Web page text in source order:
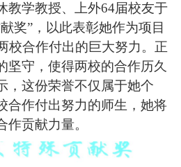
教学教授、上外64届校友于
奖”，以此表彰她作为项目
校合作付出的巨大努力。正
坚守，使得两校的合作历久
，这份荣誉不仅属于她个
合作付出努力的师生，她将
贡献力量。